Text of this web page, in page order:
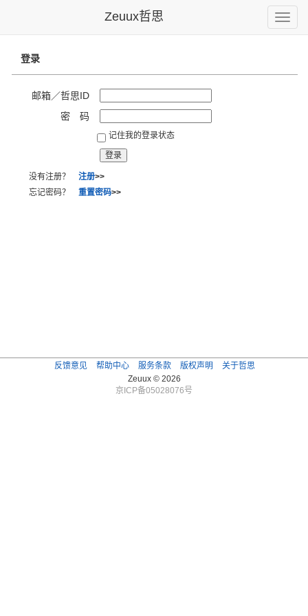
Toggle
Zeuux哲思
登录
邮箱／哲思ID
密 码
记住我的登录状态
没有注册？ 注册>>
忘记密码？ 重置密码>>
反馈意见 帮助中心 服务条款 版权声明
关于哲思
Zeuux © 2026
京ICP备05028076号